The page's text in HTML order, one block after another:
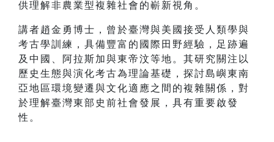
供理解非農業型複雜社會的嶄新視角。
講者趙金勇博士，曾於臺灣與美國接受人類學與
考古學訓練，具備豐富的國際田野經驗，足跡遍
及中國、阿拉斯加與東帝汶等地。其研究關注以
歷史生態與演化考古為理論基礎，探討島嶼東南
亞地區環境變遷與文化適應之間的複雜關係，對
於理解臺灣東部史前社會發展，具有重要啟發
性。